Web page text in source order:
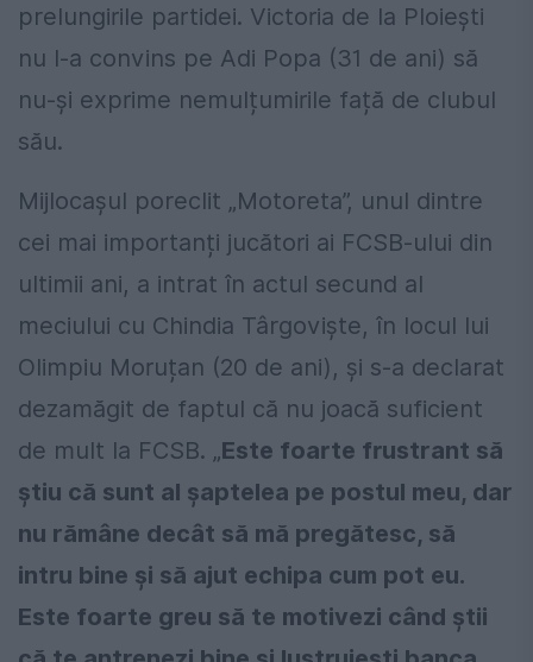
prelungirile partidei. Victoria de la Ploiești
nu l-a convins pe Adi Popa (31 de ani) să
nu-și exprime nemulțumirile față de clubul
său.
Mijlocașul poreclit „Motoreta”, unul dintre
cei mai importanți jucători ai FCSB-ului din
ultimii ani, a intrat în actul secund al
meciului cu Chindia Târgoviște, în locul lui
Olimpiu Moruțan (20 de ani), și s-a declarat
dezamăgit de faptul că nu joacă suficient
de mult la FCSB. „Este foarte frustrant să
știu că sunt al șaptelea pe postul meu, dar
nu rămâne decât să mă pregătesc, să
intru bine și să ajut echipa cum pot eu.
Este foarte greu să te motivezi când știi